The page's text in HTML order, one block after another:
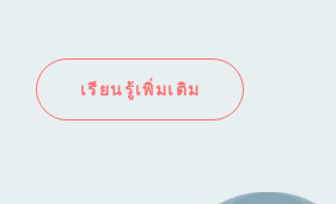
เรียนรู้เพิ่มเติม